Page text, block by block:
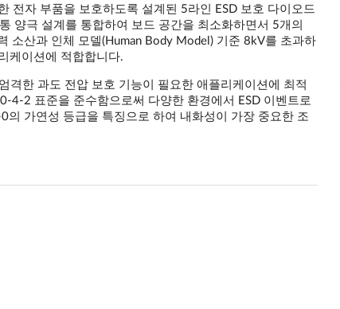
전자 부품을 보호하도록 설계된 5라인 ESD 보호 다이오드
양극 설계를 통합하여 보드 공간을 최소화하면서 5개의
소산과 인체 모델(Human Body Model) 기준 8kV를 초과하
케이션에 적합합니다.
격한 과도 전압 보호 기능이 필요한 애플리케이션에 최적
4-2 표준을 준수함으로써 다양한 환경에서 ESD 이벤트로
가연성 등급을 특징으로 하여 내화성이 가장 중요한 조